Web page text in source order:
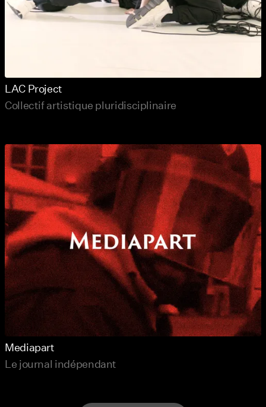
LAC Project
Collectif artistique pluridisciplinaire
Mediapart
Le journal indépendant